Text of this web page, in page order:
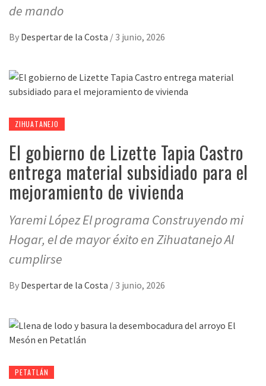
de mando
By Despertar de la Costa / 3 junio, 2026
ZIHUATANEJO
El gobierno de Lizette Tapia Castro
entrega material subsidiado para el
mejoramiento de vivienda
Yaremi López El programa Construyendo mi
Hogar, el de mayor éxito en Zihuatanejo Al
cumplirse
By Despertar de la Costa / 3 junio, 2026
PETATLÁN